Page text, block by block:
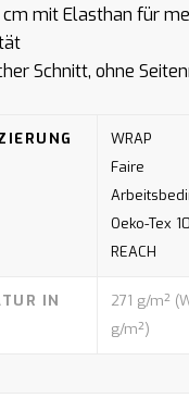
cm mit Elasthan für
Schnitt, ohne
WRAP
Faire
Oeko-Tex
REACH
IN
271 g/m²
g/m²)